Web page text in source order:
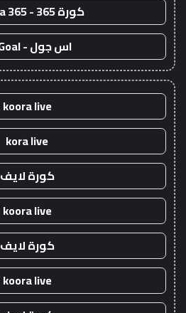
كورة 365 - kooora 365
اس جول - AS Goal
koora live
kora live
كورة لايف
koora live
كورة لايف
koora live